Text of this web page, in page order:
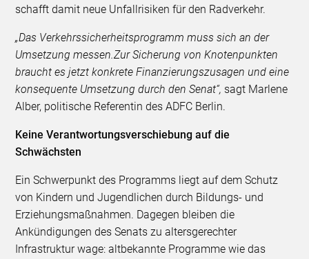
schafft damit neue Unfallrisiken für den Radverkehr.
„Das Verkehrssicherheitsprogramm muss sich an der
Umsetzung messen.Zur Sicherung von Knotenpunkten
braucht es jetzt konkrete Finanzierungszusagen und eine
konsequente Umsetzung durch den Senat“, sagt Marlene
Alber, politische Referentin des ADFC Berlin.
Keine Verantwortungsverschiebung auf die
Schwächsten
Ein Schwerpunkt des Programms liegt auf dem Schutz
von Kindern und Jugendlichen durch Bildungs- und
Erziehungsmaßnahmen. Dagegen bleiben die
Ankündigungen des Senats zu altersgerechter
Infrastruktur wage: altbekannte Programme wie das